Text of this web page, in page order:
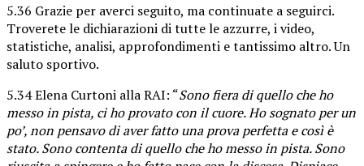
5.36 Grazie per averci seguito, ma continuate a seguirci.
Troverete le dichiarazioni di tutte le azzurre, i video,
statistiche, analisi, approfondimenti e tantissimo altro. Un
saluto sportivo.
5.34 Elena Curtoni alla RAI: “Sono fiera di quello che ho
messo in pista, ci ho provato con il cuore. Ho sognato per un
po’, non pensavo di aver fatto una prova perfetta e così è
stato. Sono contenta di quello che ho messo in pista. Sono